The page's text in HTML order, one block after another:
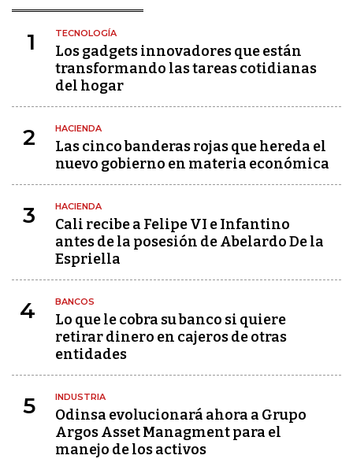
1 TECNOLOGÍA
Los gadgets innovadores que están
transformando las tareas cotidianas
del hogar
2 HACIENDA
Las cinco banderas rojas que hereda el
nuevo gobierno en materia económica
3 HACIENDA
Cali recibe a Felipe VI e Infantino
antes de la posesión de Abelardo De la
Espriella
4 BANCOS
Lo que le cobra su banco si quiere
retirar dinero en cajeros de otras
entidades
5 INDUSTRIA
Odinsa evolucionará ahora a Grupo
Argos Asset Managment para el
manejo de los activos